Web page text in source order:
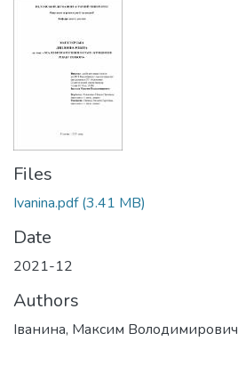
Files
Ivanina.pdf(3.41 MB)
Date
2021-12
Authors
Іванина, Максим Володимирович